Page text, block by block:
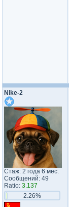
Nike-2
Стаж: 2 года 6 мес.
Сообщений: 49
Ratio: 3.137
2.26%